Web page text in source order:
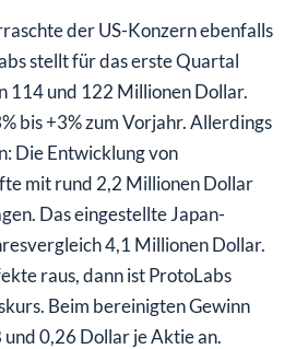
der US-Konzern ebenfalls
stellt für das erste Quartal
114 und 122 Millionen Dollar.
bis +3% zum Vorjahr. Allerdings
Die Entwicklung von
mit rund 2,2 Millionen Dollar
Das eingestellte Japan-
4,1 Millionen Dollar.
raus, dann ist ProtoLabs
Beim bereinigten Gewinn
0,26 Dollar je Aktie an.